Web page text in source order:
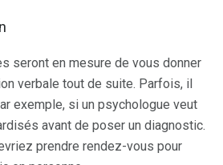
seront en mesure de vous donner
verbale tout de suite. Parfois, il
exemple, si un psychologue veut
avant de poser un diagnostic.
prendre rendez-vous pour